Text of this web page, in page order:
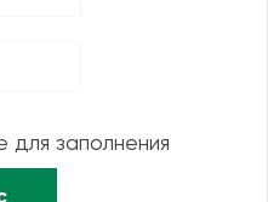
для заполнения